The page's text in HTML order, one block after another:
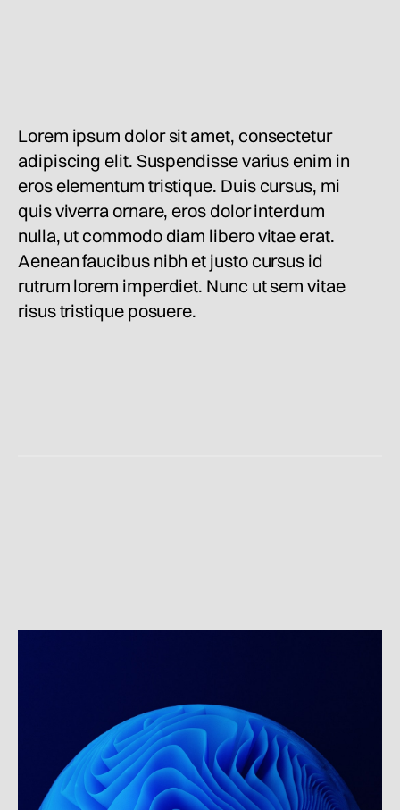
Lorem ipsum dolor sit amet, consectetur
adipiscing elit. Suspendisse varius enim in
eros elementum tristique. Duis cursus, mi
quis viverra ornare, eros dolor interdum
nulla, ut commodo diam libero vitae erat.
Aenean faucibus nibh et justo cursus id
rutrum lorem imperdiet. Nunc ut sem vitae
risus tristique posuere.